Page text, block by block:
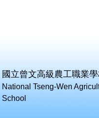
國立曾文高級農工職業
National Tseng-Wen
School